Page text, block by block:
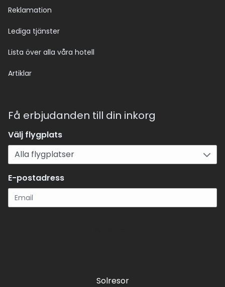
Reklamation
Lediga tjänster
Lista över alla våra hotell
Artiklar
Få erbjudanden till din inkorg
Välj flygplats
E-postadress
Solresor